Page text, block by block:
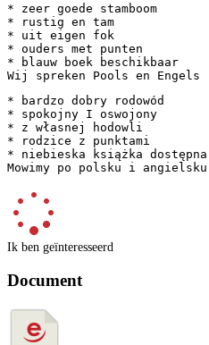
* zeer goede stamboom
* rustig en tam
* uit eigen fok
* ouders met punten
* blauw boek beschikbaar
Wij spreken Pools en Engels
* bardzo dobry rodowód
* spokojny I oswojony
* z własnej hodowli
* rodzice z punktami
* niebieska książka dostępna
Mowimy po polsku i angielsku
Ik ben geïnteresseerd
Document